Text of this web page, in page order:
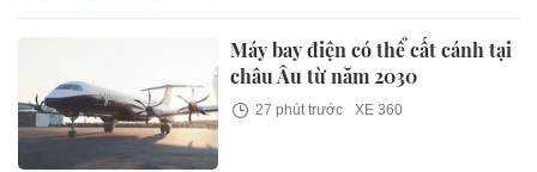
Máy bay điện có thể cất cánh tại
châu Âu từ năm 2030
27 phút trước XE 360